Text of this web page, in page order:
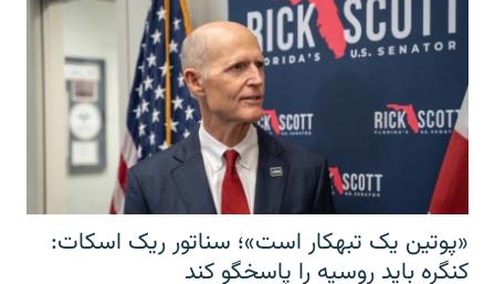
«پوتین یک تبهکار است»؛ سناتور ریک اسکات:
کنگره باید روسیه را پاسخگو کند